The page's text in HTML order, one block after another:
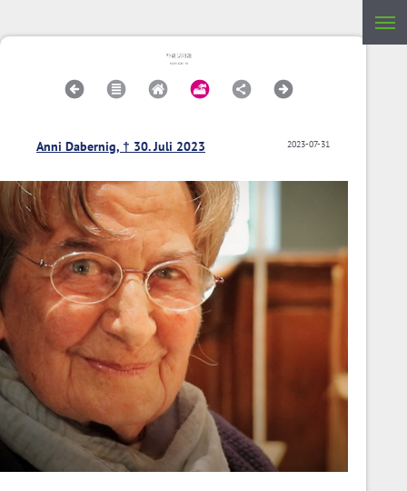
2023-07-31
Anni Dabernig, † 30. Juli 2023